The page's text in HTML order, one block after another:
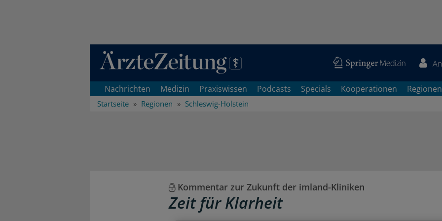
Direkt zum Inhaltsbereich
Nachrichten Medizin Praxiswissen Podcasts Specials Kooperationen Regionen
Startseite Regionen Schleswig-Holstein
Kommentar zur Zukunft der imland-Kliniken
Zeit für Klarheit